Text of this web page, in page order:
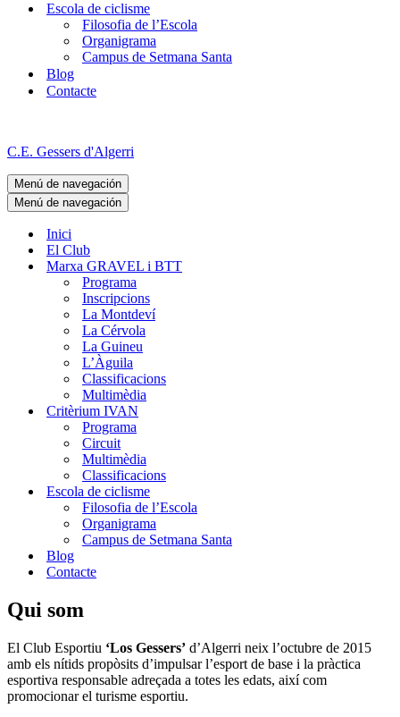
Escola de ciclisme
Filosofia de l’Escola​
Organigrama
Campus de Setmana Santa
Blog
Contacte
C.E. Gessers d'Algerri
Menú de navegación
Menú de navegación
Inici
El Club
Marxa GRAVEL i BTT
Programa
Inscripcions
La Montdeví
La Cérvola
La Guineu
L’Àguila
Classificacions
Multimèdia
Critèrium IVAN
Programa
Circuit
Multimèdia
Classificacions
Escola de ciclisme
Filosofia de l’Escola​
Organigrama
Campus de Setmana Santa
Blog
Contacte
Qui som
El Club Esportiu ‘Los Gessers’ d’Algerri neix l’octubre de 2015
amb els nítids propòsits d’impulsar l’esport de base i la pràctica
esportiva responsable adreçada a totes les edats, així com
promocionar el turisme esportiu.